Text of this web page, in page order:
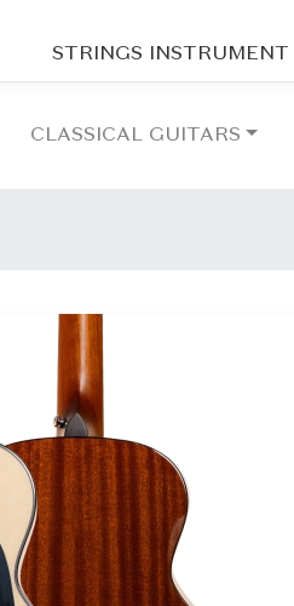
STRINGS INSTRUMENT
CLASSICAL GUITARS